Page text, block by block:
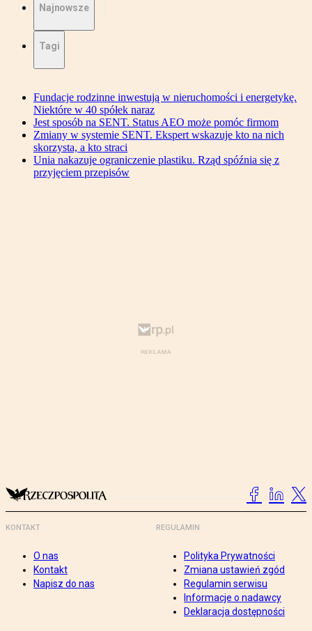
Najnowsze
Tagi
Fundacje rodzinne inwestują w nieruchomości i energetykę.
Niektóre w 40 spółek naraz
Jest sposób na SENT. Status AEO może pomóc firmom
Zmiany w systemie SENT. Ekspert wskazuje kto na nich
skorzysta, a kto straci
Unia nakazuje ograniczenie plastiku. Rząd spóźnia się z
przyjęciem przepisów
KONTAKT
O nas
Kontakt
Napisz do nas
REGULAMIN
Polityka Prywatności
Zmiana ustawień zgód
Regulamin serwisu
Informacje o nadawcy
Deklaracja dostępności